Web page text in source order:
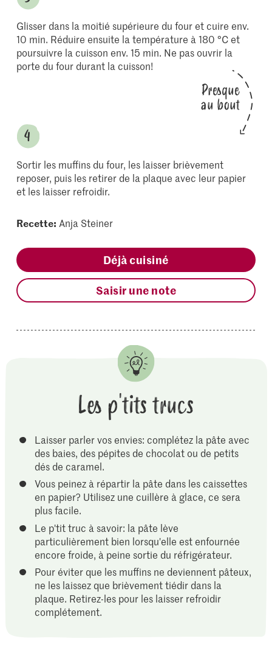
Glisser dans la moitié supérieure du four et cuire env.
10 min. Réduire ensuite la température à 180 °C et
poursuivre la cuisson env. 15 min. Ne pas ouvrir la
porte du four durant la cuisson!
Presque
au bout
Sortir les muffins du four, les laisser brièvement
reposer, puis les retirer de la plaque avec leur papier
et les laisser refroidir.
Recette: Anja Steiner
Déjà cuisiné
Saisir une note
Les p'tits trucs
Laisser parler vos envies: complétez la pâte avec
des baies, des pépites de chocolat ou de petits
dés de caramel.
Vous peinez à répartir la pâte dans les caissettes
en papier? Utilisez une cuillère à glace, ce sera
plus facile.
Le p'tit truc à savoir: la pâte lève
particulièrement bien lorsqu'elle est enfournée
encore froide, à peine sortie du réfrigérateur.
Pour éviter que les muffins ne deviennent pâteux,
ne les laissez que brièvement tiédir dans la
plaque. Retirez-les pour les laisser refroidir
complétement.